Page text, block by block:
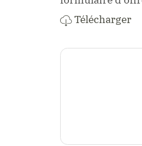
Télécharger